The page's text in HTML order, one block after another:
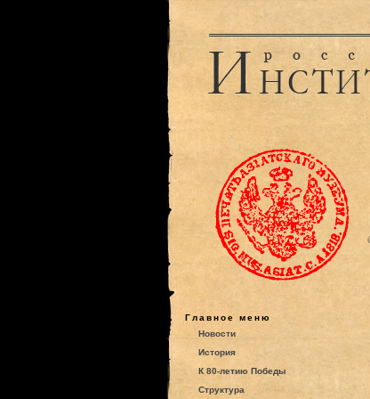
Главное меню
Новости
История
К 80-летию Победы
Структура